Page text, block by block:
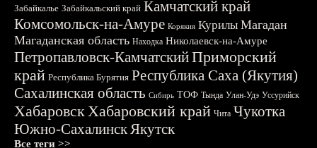
Забайкалье Забайкальский край Камчатский край
Комсомольск-на-Амуре Корякия Курилы Магадан
Магаданская область Находка Николаевск-на-Амуре
Петропавловск-КамчатскийПриморский
край Республика Бурятия Республика Саха (Якутия)
Сахалинская область Сибирь ТОФ Тында Улан-Удэ Уссурийск
ХабаровскХабаровский край Чита Чукотка
Южно-СахалинскЯкутск
Все теги >>